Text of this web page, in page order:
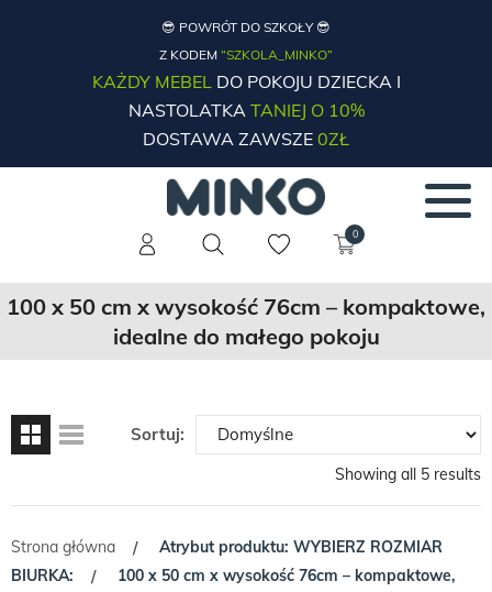
😎 POWRÓT DO SZKOŁY 😎
Z KODEM “SZKOLA_MINKO”
KAŻDY MEBELDO POKOJU DZIECKA I
NASTOLATKATANIEJ O 10%
DOSTAWA ZAWSZE 0ZŁ
0
100 x 50 cm x wysokość 76cm – kompaktowe,
idealne do małego pokoju
Sortuj:
Showing all 5 results
Strona główna /
Atrybut produktu: WYBIERZ ROZMIAR
BIURKA:
/
100 x 50 cm x wysokość 76cm – kompaktowe,